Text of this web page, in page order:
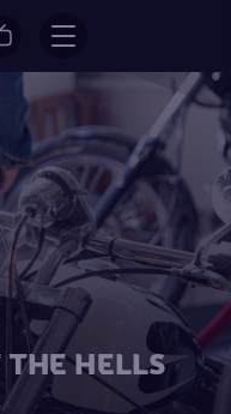
THE HELLS